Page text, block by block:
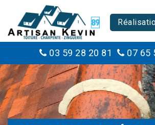
03 59 28 20 81 07 65